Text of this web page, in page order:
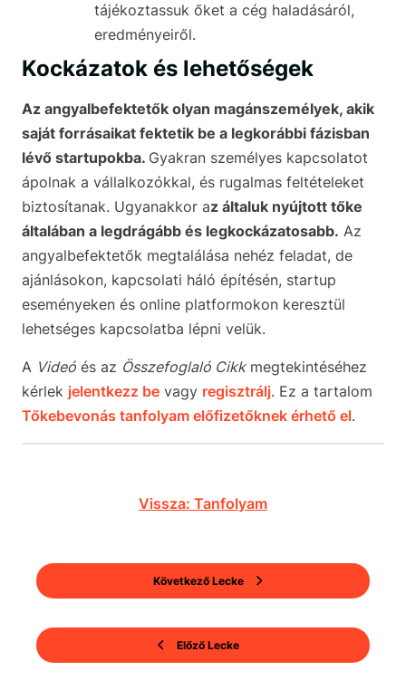
tájékoztassuk őket a cég haladásáról,
eredményeiről.
Kockázatok és lehetőségek
Az angyalbefektetők olyan magánszemélyek, akik
saját forrásaikat fektetik be a legkorábbi fázisban
lévő startupokba. Gyakran személyes kapcsolatot
ápolnak a vállalkozókkal, és rugalmas feltételeket
biztosítanak. Ugyanakkor az általuk nyújtott tőke
általában a legdrágább és legkockázatosabb. Az
angyalbefektetők megtalálása nehéz feladat, de
ajánlásokon, kapcsolati háló építésén, startup
eseményeken és online platformokon keresztül
lehetséges kapcsolatba lépni velük.
A Videó és az Összefoglaló Cikkmegtekintéséhez
kérlek jelentkezz be vagy regisztrálj. Ez a tartalom
Tőkebevonás tanfolyam előfizetőknek érhető el.
Előző Lecke
Vissza: Tanfolyam
Következő Lecke